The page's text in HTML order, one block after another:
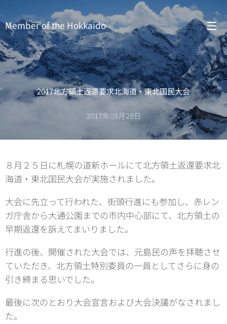
Member of the Hokkaido
Prefectural Assembly
2017北方領土返還要求北海道・東北国民大会
2017年08月28日
８月２５日に札幌の道新ホールにて北方領土返還要求北
海道・東北国民大会が実施されました。
大会に先立って行われた、街頭行進にも参加し、赤レン
ガ庁舎から大通公園までの市内中心部にて、北方領土の
早期返還を訴えてまいりました。
行進の後、開催された大会では、元島民の声を拝聴させ
ていただき、北方領土特別委員の一員としてさらに身の
引き締まる思いでした。
最後に次のとおり大会宣言および大会決議がなされまし
た。